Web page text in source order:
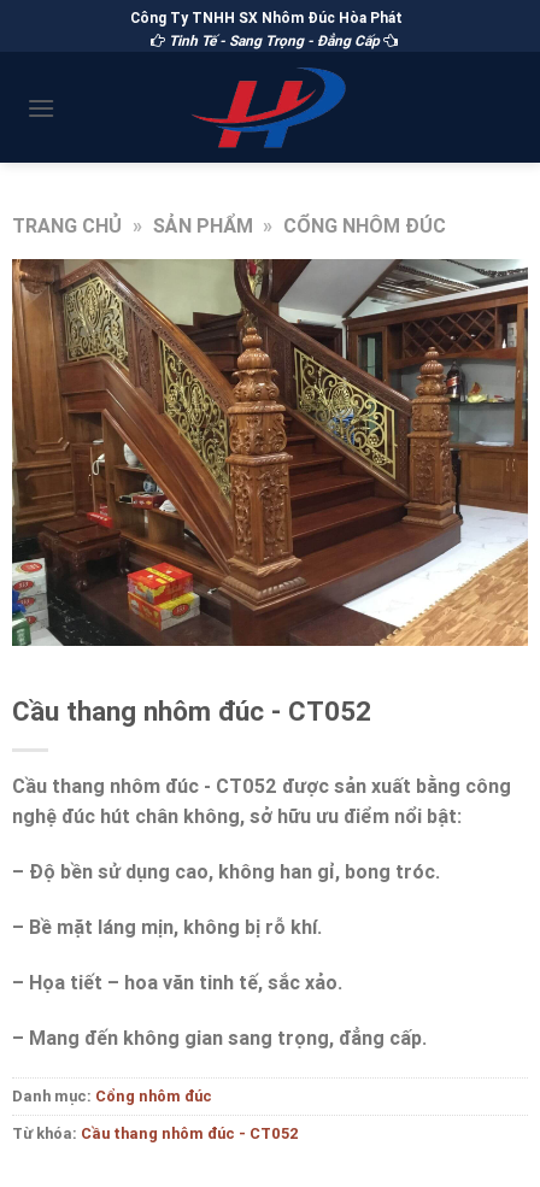
Công Ty TNHH SX Nhôm Đúc Hòa Phát
Tinh Tế - Sang Trọng - Đẳng Cấp
TRANG CHỦ » SẢN PHẨM » CỔNG NHÔM ĐÚC
Cầu thang nhôm đúc - CT052
Cầu thang nhôm đúc - CT052 được sản xuất bằng công
nghệ đúc hút chân không, sở hữu ưu điểm nổi bật:
– Độ bền sử dụng cao, không han gỉ, bong tróc.
– Bề mặt láng mịn, không bị rỗ khí.
– Họa tiết – hoa văn tinh tế, sắc xảo.
– Mang đến không gian sang trọng, đẳng cấp.
Danh mục: Cổng nhôm đúc
Từ khóa: Cầu thang nhôm đúc - CT052